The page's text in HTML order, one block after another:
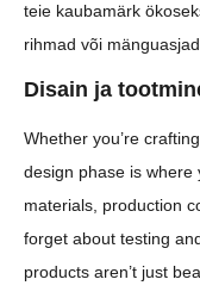
teie kaubamärk
rihmad või
Disain ja
Whether you’re
design phase is where
materials, production
forget about testing
products aren’t just